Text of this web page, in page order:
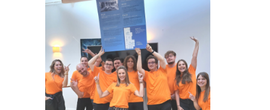
employeur grâce au module marque employeur et
au site carrière du logiciel Softy.